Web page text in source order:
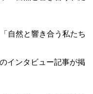
自然と響き合う私たち